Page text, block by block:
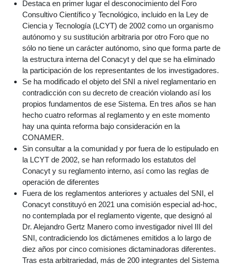
Destaca en primer lugar el desconocimiento del Foro
Consultivo Científico y Tecnológico, incluido en la Ley de
Ciencia y Tecnología (LCYT) de 2002 como un organismo
autónomo y su sustitución arbitraria por otro Foro que no
sólo no tiene un carácter autónomo, sino que forma parte de
la estructura interna del Conacyt y del que se ha eliminado
la participación de los representantes de los investigadores.
Se ha modificado el objeto del SNI a nivel reglamentario en
contradicción con su decreto de creación violando así los
propios fundamentos de ese Sistema. En tres años se han
hecho cuatro reformas al reglamento y en este momento
hay una quinta reforma bajo consideración en la
CONAMER.
Sin consultar a la comunidad y por fuera de lo estipulado en
la LCYT de 2002, se han reformado los estatutos del
Conacyt y su reglamento interno, así como las reglas de
operación de diferentes
Fuera de los reglamentos anteriores y actuales del SNI, el
Conacyt constituyó en 2021 una comisión especial ad-hoc,
no contemplada por el reglamento vigente, que designó al
Dr. Alejandro Gertz Manero como investigador nivel III del
SNI, contradiciendo los dictámenes emitidos a lo largo de
diez años por cinco comisiones dictaminadoras diferentes.
Tras esta arbitrariedad, más de 200 integrantes del Sistema